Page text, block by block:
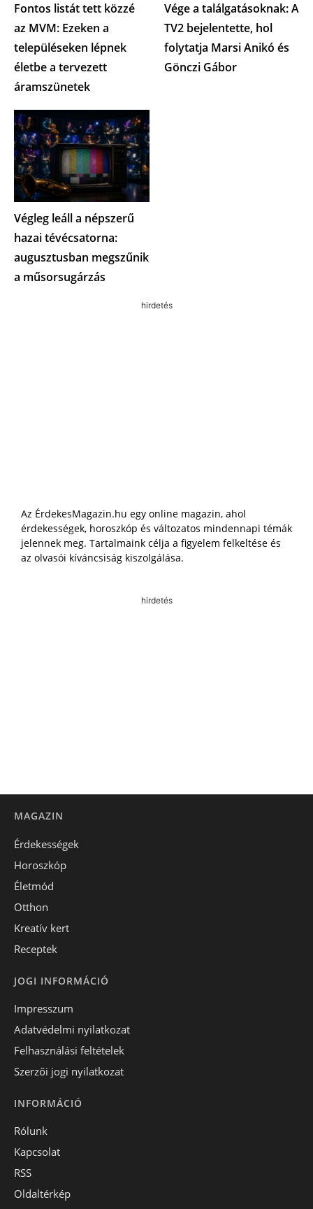
Fontos listát tett közzé
az MVM: Ezeken a
településeken lépnek
életbe a tervezett
áramszünetek
Vége a találgatásoknak: A
TV2 bejelentette, hol
folytatja Marsi Anikó és
Gönczi Gábor
Végleg leáll a népszerű
hazai tévécsatorna:
augusztusban megszűnik
a műsorsugárzás
hirdetés
Az ÉrdekesMagazin.hu egy online magazin, ahol
érdekességek, horoszkóp és változatos mindennapi témák
jelennek meg. Tartalmaink célja a figyelem felkeltése és
az olvasói kíváncsiság kiszolgálása.
hirdetés
MAGAZIN
Érdekességek
Horoszkóp
Életmód
Otthon
Kreatív kert
Receptek
JOGI INFORMÁCIÓ
Impresszum
Adatvédelmi nyilatkozat
Felhasználási feltételek
Szerzői jogi nyilatkozat
INFORMÁCIÓ
Rólunk
Kapcsolat
RSS
Oldaltérkép